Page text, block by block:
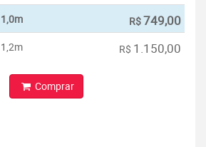
R$749,00
R$ 1.150,00
Comprar